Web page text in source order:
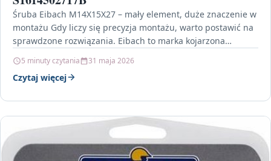
Śruba Eibach M14X15X27 – mały element, duże znaczenie w
montażu Gdy liczy się precyzja montażu, warto postawić na
sprawdzone rozwiązania. Eibach to marka kojarzona…
5 minuty czytania 31 maja 2026
Czytaj więcej